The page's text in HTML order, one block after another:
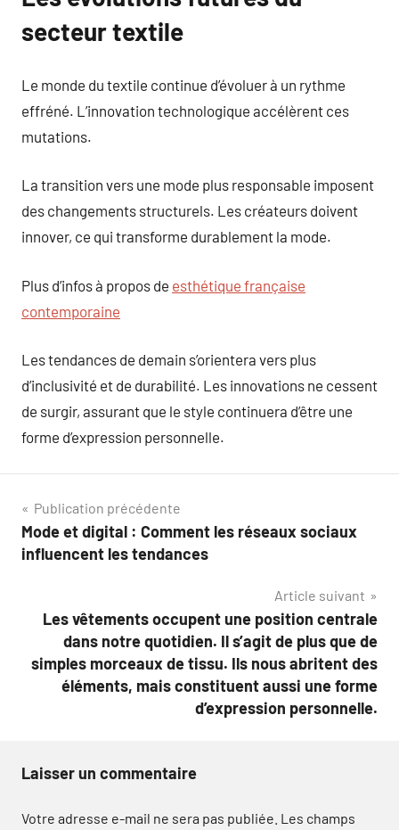
secteur textile
Le monde du textile continue d’évoluer à un rythme
effréné. L’innovation technologique accélèrent ces
mutations.
La transition vers une mode plus responsable imposent
des changements structurels. Les créateurs doivent
innover, ce qui transforme durablement la mode.
Plus d’infos à propos de esthétique française
contemporaine
Les tendances de demain s’orientera vers plus
d’inclusivité et de durabilité. Les innovations ne cessent
de surgir, assurant que le style continuera d’être une
forme d’expression personnelle.
Navigation
de
Publication précédente
Mode et digital : Comment les réseaux sociaux
influencent les tendances
Article suivant
Les vêtements occupent une position centrale
dans notre quotidien. Il s’agit de plus que de
simples morceaux de tissu. Ils nous abritent des
éléments, mais constituent aussi une forme
d’expression personnelle.
Laisser un commentaire
Votre adresse e-mail ne sera pas publiée. Les champs